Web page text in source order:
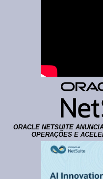
ORACLE NETSUITE
OPERAÇÕES E